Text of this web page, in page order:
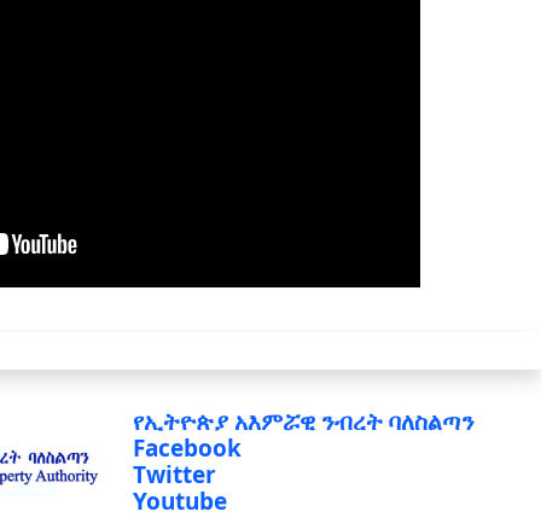
የኢትዮጵያ አእምሯዊ ንብረት ባለስልጣን
Facebook
Twitter
Youtube